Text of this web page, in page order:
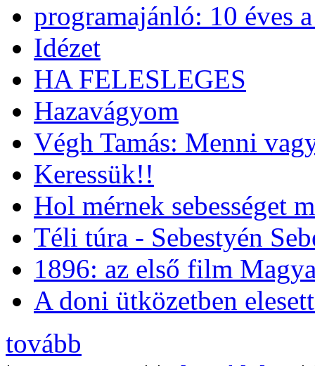
programajánló: 10 éves
Idézet
HA FELESLEGES
Hazavágyom
Végh Tamás: Menni
Keressük!!
Hol mérnek sebességet
Téli túra - Sebestyén
1896: az első film
A doni ütközetben
tovább